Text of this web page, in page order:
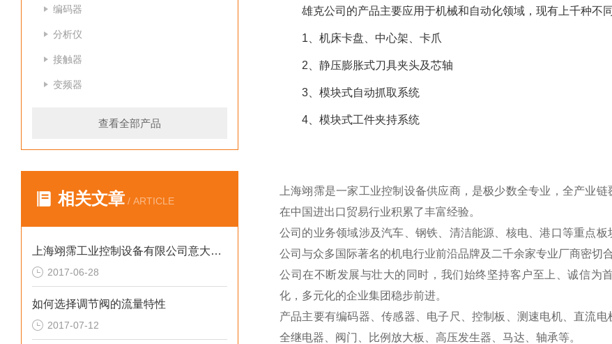
编码器
分析仪
接触器
变频器
查看全部产品
相关文章 / ARTICLE
上海翊霈工业控制设备有限公司意大利Adler球阀全系列*
2017-06-28
如何选择调节阀的流量特性
2017-07-12
雄克公司的产品主要应用于机械和自动化领域，现有上千种不
1、机床卡盘、中心架、卡爪
2、静压膨胀式刀具夹头及芯轴
3、模块式自动抓取系统
4、模块式工件夹持系统
上海翊霈是一家工业控制设备供应商，是极少数全专业，全产业
在中国进出口贸易行业积累了丰富经验。
公司的业务领域涉及汽车、钢铁、清洁能源、核电、港口等重点
公司与众多国际著名的机电行业前沿品牌及二千余家专业厂商密切合
公司在不断发展与壮大的同时，我们始终坚持客户至上、诚信为
化，多元化的企业集团稳步前进。
产品主要有编码器、传感器、电子尺、控制板、测速电机、直流
全继电器、阀门、比例放大板、高压发生器、马达、轴承等。